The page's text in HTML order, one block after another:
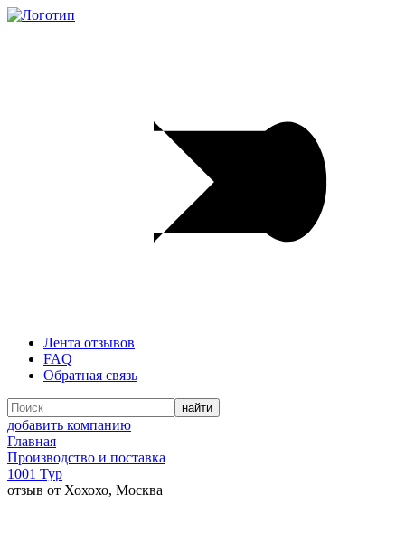
Лента отзывов
FAQ
Обратная связь
добавить компанию
Главная
Производство и поставка
1001 Тур
отзыв от Хохохо, Москва